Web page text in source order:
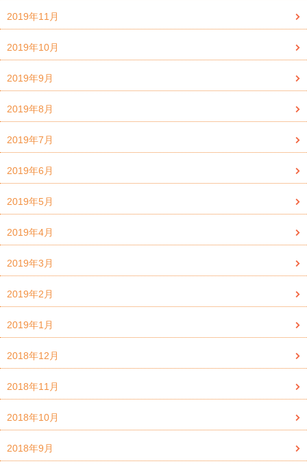
2019年11月
2019年10月
2019年9月
2019年8月
2019年7月
2019年6月
2019年5月
2019年4月
2019年3月
2019年2月
2019年1月
2018年12月
2018年11月
2018年10月
2018年9月